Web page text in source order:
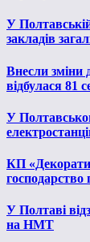
У
закладів
Внесли зміни
відбулася 81
У
КП
господарство
У Полтаві
на НМТ